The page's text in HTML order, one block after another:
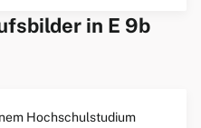
in E 9b
Hochschulstudium